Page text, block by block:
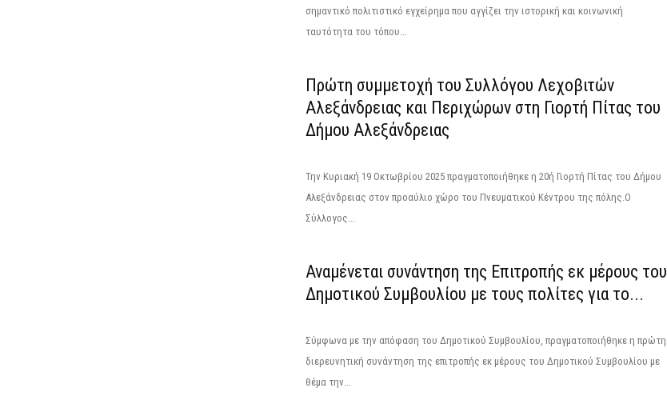
σημαντικό πολιτιστικό εγχείρημα που αγγίζει την ιστορική και κοινωνική
ταυτότητα του τόπου...
Πρώτη συμμετοχή του Συλλόγου Λεχοβιτών
Αλεξάνδρειας και Περιχώρων στη Γιορτή Πίτας του
Δήμου Αλεξάνδρειας
Την Κυριακή 19 Οκτωβρίου 2025 πραγματοποιήθηκε η 20ή Γιορτή Πίτας του Δήμου
Αλεξάνδρειας στον προαύλιο χώρο του Πνευματικού Κέντρου της πόλης.Ο
Σύλλογος...
Αναμένεται συνάντηση της Επιτροπής εκ μέρους του
Δημοτικού Συμβουλίου με τους πολίτες για το...
Σύμφωνα με την απόφαση του Δημοτικού Συμβουλίου, πραγματοποιήθηκε η πρώτη
διερευνητική συνάντηση της επιτροπής εκ μέρους του Δημοτικού Συμβουλίου με
θέμα την...